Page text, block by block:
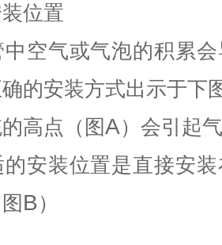
位置
空气或气泡的积累
的安装方式出示于下
高点（图A）会引起
的安装位置是直接安
B）